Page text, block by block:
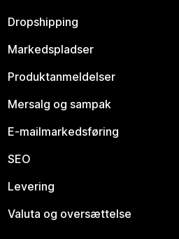
Dropshipping
Markedspladser
Produktanmeldelser
Mersalg og sampak
E-mailmarkedsføring
SEO
Levering
Valuta og oversættelse